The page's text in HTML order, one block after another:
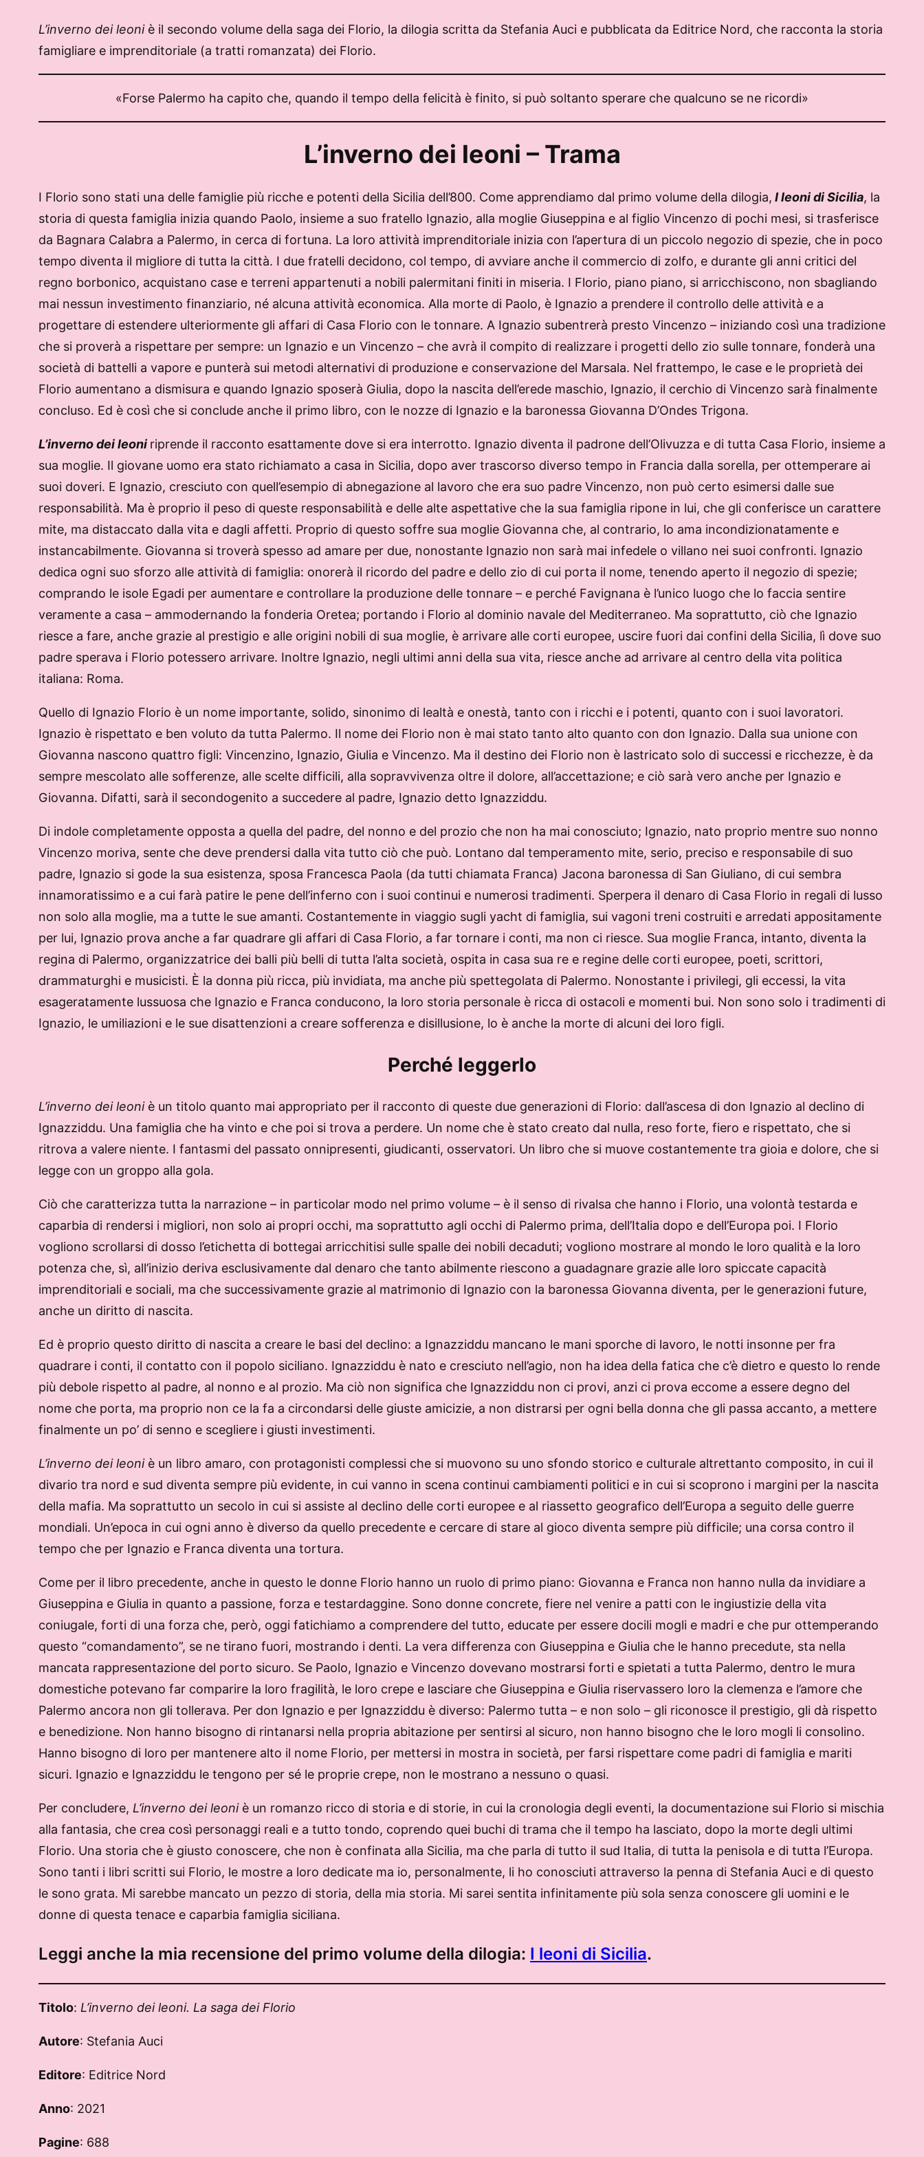
L’inverno dei leoni è il secondo volume della saga dei Florio, la dilogia scritta da Stefania Auci e pubblicata da Editrice Nord, che racconta la storia
famigliare e imprenditoriale (a tratti romanzata) dei Florio.
«Forse Palermo ha capito che, quando il tempo della felicità è finito, si può soltanto sperare che qualcuno se ne ricordi»
L’inverno dei leoni – Trama
I Florio sono stati una delle famiglie più ricche e potenti della Sicilia dell’800. Come apprendiamo dal primo volume della dilogia, I leoni di Sicilia, la
storia di questa famiglia inizia quando Paolo, insieme a suo fratello Ignazio, alla moglie Giuseppina e al figlio Vincenzo di pochi mesi, si trasferisce
da Bagnara Calabra a Palermo, in cerca di fortuna. La loro attività imprenditoriale inizia con l’apertura di un piccolo negozio di spezie, che in poco
tempo diventa il migliore di tutta la città. I due fratelli decidono, col tempo, di avviare anche il commercio di zolfo, e durante gli anni critici del
regno borbonico, acquistano case e terreni appartenuti a nobili palermitani finiti in miseria. I Florio, piano piano, si arricchiscono, non sbagliando
mai nessun investimento finanziario, né alcuna attività economica. Alla morte di Paolo, è Ignazio a prendere il controllo delle attività e a
progettare di estendere ulteriormente gli affari di Casa Florio con le tonnare. A Ignazio subentrerà presto Vincenzo – iniziando così una tradizione
che si proverà a rispettare per sempre: un Ignazio e un Vincenzo – che avrà il compito di realizzare i progetti dello zio sulle tonnare, fonderà una
società di battelli a vapore e punterà sui metodi alternativi di produzione e conservazione del Marsala. Nel frattempo, le case e le proprietà dei
Florio aumentano a dismisura e quando Ignazio sposerà Giulia, dopo la nascita dell’erede maschio, Ignazio, il cerchio di Vincenzo sarà finalmente
concluso. Ed è così che si conclude anche il primo libro, con le nozze di Ignazio e la baronessa Giovanna D’Ondes Trigona.
L’inverno dei leoni riprende il racconto esattamente dove si era interrotto. Ignazio diventa il padrone dell’Olivuzza e di tutta Casa Florio, insieme a
sua moglie. Il giovane uomo era stato richiamato a casa in Sicilia, dopo aver trascorso diverso tempo in Francia dalla sorella, per ottemperare ai
suoi doveri. E Ignazio, cresciuto con quell’esempio di abnegazione al lavoro che era suo padre Vincenzo, non può certo esimersi dalle sue
responsabilità. Ma è proprio il peso di queste responsabilità e delle alte aspettative che la sua famiglia ripone in lui, che gli conferisce un carattere
mite, ma distaccato dalla vita e dagli affetti. Proprio di questo soffre sua moglie Giovanna che, al contrario, lo ama incondizionatamente e
instancabilmente. Giovanna si troverà spesso ad amare per due, nonostante Ignazio non sarà mai infedele o villano nei suoi confronti. Ignazio
dedica ogni suo sforzo alle attività di famiglia: onorerà il ricordo del padre e dello zio di cui porta il nome, tenendo aperto il negozio di spezie;
comprando le isole Egadi per aumentare e controllare la produzione delle tonnare – e perché Favignana è l’unico luogo che lo faccia sentire
veramente a casa – ammodernando la fonderia Oretea; portando i Florio al dominio navale del Mediterraneo. Ma soprattutto, ciò che Ignazio
riesce a fare, anche grazie al prestigio e alle origini nobili di sua moglie, è arrivare alle corti europee, uscire fuori dai confini della Sicilia, lì dove suo
padre sperava i Florio potessero arrivare. Inoltre Ignazio, negli ultimi anni della sua vita, riesce anche ad arrivare al centro della vita politica
italiana: Roma.
Quello di Ignazio Florio è un nome importante, solido, sinonimo di lealtà e onestà, tanto con i ricchi e i potenti, quanto con i suoi lavoratori.
Ignazio è rispettato e ben voluto da tutta Palermo. Il nome dei Florio non è mai stato tanto alto quanto con don Ignazio. Dalla sua unione con
Giovanna nascono quattro figli: Vincenzino, Ignazio, Giulia e Vincenzo. Ma il destino dei Florio non è lastricato solo di successi e ricchezze, è da
sempre mescolato alle sofferenze, alle scelte difficili, alla sopravvivenza oltre il dolore, all’accettazione; e ciò sarà vero anche per Ignazio e
Giovanna. Difatti, sarà il secondogenito a succedere al padre, Ignazio detto Ignazziddu.
Di indole completamente opposta a quella del padre, del nonno e del prozio che non ha mai conosciuto; Ignazio, nato proprio mentre suo nonno
Vincenzo moriva, sente che deve prendersi dalla vita tutto ciò che può. Lontano dal temperamento mite, serio, preciso e responsabile di suo
padre, Ignazio si gode la sua esistenza, sposa Francesca Paola (da tutti chiamata Franca) Jacona baronessa di San Giuliano, di cui sembra
innamoratissimo e a cui farà patire le pene dell’inferno con i suoi continui e numerosi tradimenti. Sperpera il denaro di Casa Florio in regali di lusso
non solo alla moglie, ma a tutte le sue amanti. Costantemente in viaggio sugli yacht di famiglia, sui vagoni treni costruiti e arredati appositamente
per lui, Ignazio prova anche a far quadrare gli affari di Casa Florio, a far tornare i conti, ma non ci riesce. Sua moglie Franca, intanto, diventa la
regina di Palermo, organizzatrice dei balli più belli di tutta l’alta società, ospita in casa sua re e regine delle corti europee, poeti, scrittori,
drammaturghi e musicisti. È la donna più ricca, più invidiata, ma anche più spettegolata di Palermo. Nonostante i privilegi, gli eccessi, la vita
esageratamente lussuosa che Ignazio e Franca conducono, la loro storia personale è ricca di ostacoli e momenti bui. Non sono solo i tradimenti di
Ignazio, le umiliazioni e le sue disattenzioni a creare sofferenza e disillusione, lo è anche la morte di alcuni dei loro figli.
Perché leggerlo
L’inverno dei leoniè un titolo quanto mai appropriato per il racconto di queste due generazioni di Florio: dall’ascesa di don Ignazio al declino di
Ignazziddu. Una famiglia che ha vinto e che poi si trova a perdere. Un nome che è stato creato dal nulla, reso forte, fiero e rispettato, che si
ritrova a valere niente. I fantasmi del passato onnipresenti, giudicanti, osservatori. Un libro che si muove costantemente tra gioia e dolore, che si
legge con un groppo alla gola.
Ciò che caratterizza tutta la narrazione – in particolar modo nel primo volume – è il senso di rivalsa che hanno i Florio, una volontà testarda e
caparbia di rendersi i migliori, non solo ai propri occhi, ma soprattutto agli occhi di Palermo prima, dell’Italia dopo e dell’Europa poi. I Florio
vogliono scrollarsi di dosso l’etichetta di bottegai arricchitisi sulle spalle dei nobili decaduti; vogliono mostrare al mondo le loro qualità e la loro
potenza che, sì, all’inizio deriva esclusivamente dal denaro che tanto abilmente riescono a guadagnare grazie alle loro spiccate capacità
imprenditoriali e sociali, ma che successivamente grazie al matrimonio di Ignazio con la baronessa Giovanna diventa, per le generazioni future,
anche un diritto di nascita.
Ed è proprio questo diritto di nascita a creare le basi del declino: a Ignazziddu mancano le mani sporche di lavoro, le notti insonne per fra
quadrare i conti, il contatto con il popolo siciliano. Ignazziddu è nato e cresciuto nell’agio, non ha idea della fatica che c’è dietro e questo lo rende
più debole rispetto al padre, al nonno e al prozio. Ma ciò non significa che Ignazziddu non ci provi, anzi ci prova eccome a essere degno del
nome che porta, ma proprio non ce la fa a circondarsi delle giuste amicizie, a non distrarsi per ogni bella donna che gli passa accanto, a mettere
finalmente un po’ di senno e scegliere i giusti investimenti.
L’inverno dei leoniè un libro amaro, con protagonisti complessi che si muovono su uno sfondo storico e culturale altrettanto composito, in cui il
divario tra nord e sud diventa sempre più evidente, in cui vanno in scena continui cambiamenti politici e in cui si scoprono i margini per la nascita
della mafia. Ma soprattutto un secolo in cui si assiste al declino delle corti europee e al riassetto geografico dell’Europa a seguito delle guerre
mondiali. Un’epoca in cui ogni anno è diverso da quello precedente e cercare di stare al gioco diventa sempre più difficile; una corsa contro il
tempo che per Ignazio e Franca diventa una tortura.
Come per il libro precedente, anche in questo le donne Florio hanno un ruolo di primo piano: Giovanna e Franca non hanno nulla da invidiare a
Giuseppina e Giulia in quanto a passione, forza e testardaggine. Sono donne concrete, fiere nel venire a patti con le ingiustizie della vita
coniugale, forti di una forza che, però, oggi fatichiamo a comprendere del tutto, educate per essere docili mogli e madri e che pur ottemperando
questo “comandamento”, se ne tirano fuori, mostrando i denti. La vera differenza con Giuseppina e Giulia che le hanno precedute, sta nella
mancata rappresentazione del porto sicuro. Se Paolo, Ignazio e Vincenzo dovevano mostrarsi forti e spietati a tutta Palermo, dentro le mura
domestiche potevano far comparire la loro fragilità, le loro crepe e lasciare che Giuseppina e Giulia riservassero loro la clemenza e l’amore che
Palermo ancora non gli tollerava. Per don Ignazio e per Ignazziddu è diverso: Palermo tutta – e non solo – gli riconosce il prestigio, gli dà rispetto
e benedizione. Non hanno bisogno di rintanarsi nella propria abitazione per sentirsi al sicuro, non hanno bisogno che le loro mogli li consolino.
Hanno bisogno di loro per mantenere alto il nome Florio, per mettersi in mostra in società, per farsi rispettare come padri di famiglia e mariti
sicuri. Ignazio e Ignazziddu le tengono per sé le proprie crepe, non le mostrano a nessuno o quasi.
Per concludere, L’inverno dei leoniè un romanzo ricco di storia e di storie, in cui la cronologia degli eventi, la documentazione sui Florio si mischia
alla fantasia, che crea così personaggi reali e a tutto tondo, coprendo quei buchi di trama che il tempo ha lasciato, dopo la morte degli ultimi
Florio. Una storia che è giusto conoscere, che non è confinata alla Sicilia, ma che parla di tutto il sud Italia, di tutta la penisola e di tutta l’Europa.
Sono tanti i libri scritti sui Florio, le mostre a loro dedicate ma io, personalmente, li ho conosciuti attraverso la penna di Stefania Auci e di questo
le sono grata. Mi sarebbe mancato un pezzo di storia, della mia storia. Mi sarei sentita infinitamente più sola senza conoscere gli uomini e le
donne di questa tenace e caparbia famiglia siciliana.
Leggi anche la mia recensione del primo volume della dilogia: I leoni di Sicilia.
Titolo: L’inverno dei leoni. La saga dei Florio
Autore: Stefania Auci
Editore: Editrice Nord
Anno: 2021
Pagine: 688